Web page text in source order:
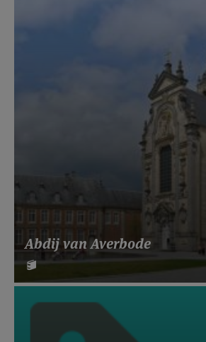
Abdij van Averbode